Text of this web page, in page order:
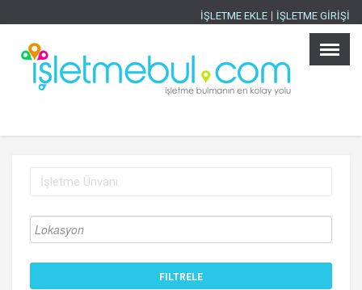
İŞLETME EKLE İŞLETME GİRİŞİ
×
İşletmeler
Ürünler
İşletme Girişi